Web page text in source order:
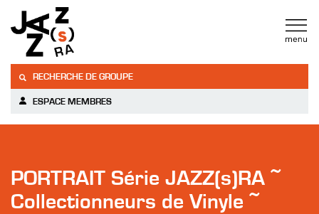
RECHERCHE DE GROUPE
ESPACE MEMBRES
PORTRAIT Série JAZZ(s)RA ~
Collectionneurs de Vinyle ~